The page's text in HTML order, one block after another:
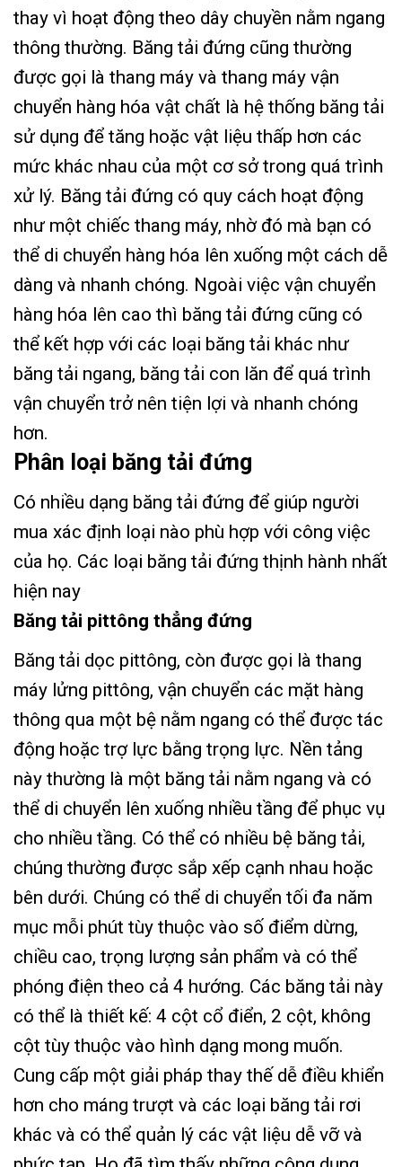
thay vì hoạt động theo dây chuyền nằm ngang
thông thường. Băng tải đứng cũng thường
được gọi là thang máy và thang máy vận
chuyển hàng hóa vật chất là hệ thống băng tải
sử dụng để tăng hoặc vật liệu thấp hơn các
mức khác nhau của một cơ sở trong quá trình
xử lý. Băng tải đứng có quy cách hoạt động
như một chiếc thang máy, nhờ đó mà bạn có
thể di chuyển hàng hóa lên xuống một cách dễ
dàng và nhanh chóng. Ngoài việc vận chuyển
hàng hóa lên cao thì băng tải đứng cũng có
thể kết hợp với các loại băng tải khác như
băng tải ngang, băng tải con lăn để quá trình
vận chuyển trở nên tiện lợi và nhanh chóng
hơn.
Phân loại băng tải đứng
Có nhiều dạng băng tải đứng để giúp người
mua xác định loại nào phù hợp với công việc
của họ. Các loại băng tải đứng thịnh hành nhất
hiện nay
Băng tải pittông thẳng đứng
Băng tải dọc pittông, còn được gọi là thang
máy lửng pittông, vận chuyển các mặt hàng
thông qua một bệ nằm ngang có thể được tác
động hoặc trợ lực bằng trọng lực. Nền tảng
này thường là một băng tải nằm ngang và có
thể di chuyển lên xuống nhiều tầng để phục vụ
cho nhiều tầng. Có thể có nhiều bệ băng tải,
chúng thường được sắp xếp cạnh nhau hoặc
bên dưới. Chúng có thể di chuyển tối đa năm
mục mỗi phút tùy thuộc vào số điểm dừng,
chiều cao, trọng lượng sản phẩm và có thể
phóng điện theo cả 4 hướng. Các băng tải này
có thể là thiết kế: 4 cột cổ điển, 2 cột, không
cột tùy thuộc vào hình dạng mong muốn.
Cung cấp một giải pháp thay thế dễ điều khiển
hơn cho máng trượt và các loại băng tải rơi
khác và có thể quản lý các vật liệu dễ vỡ và